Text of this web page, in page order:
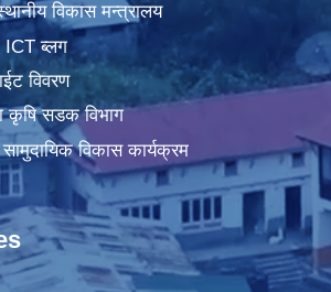
विकास मन्त्रालय
ICT ब्लग
विवरण
कृषि सडक विभाग
विकास कार्यक्रम